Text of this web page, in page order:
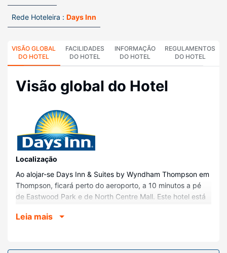
Rede Hoteleira : Days Inn
VISÃO GLOBAL
DO HOTEL
FACILIDADES
DO HOTEL
INFORMAÇÃO
DO HOTEL
REGULAMENTOS
DO HOTEL
Visão global do Hotel
Localização
Ao alojar-se Days Inn & Suites by Wyndham Thompson em
Thompson, ficará perto do aeroporto, a 10 minutos a pé
de Eastwood Park e de North Centre Mall. Este hotel está
Thompson Public Library.
Sinta-se em casa num dos 73 quartos, com um micro-
Leia mais